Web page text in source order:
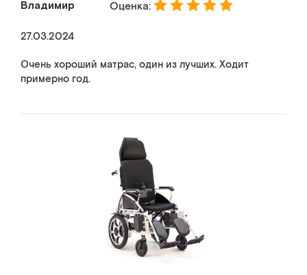
Владимир Оценка:
27.03.2024
Очень хороший матрас, один из лучших. Ходит
примерно год.